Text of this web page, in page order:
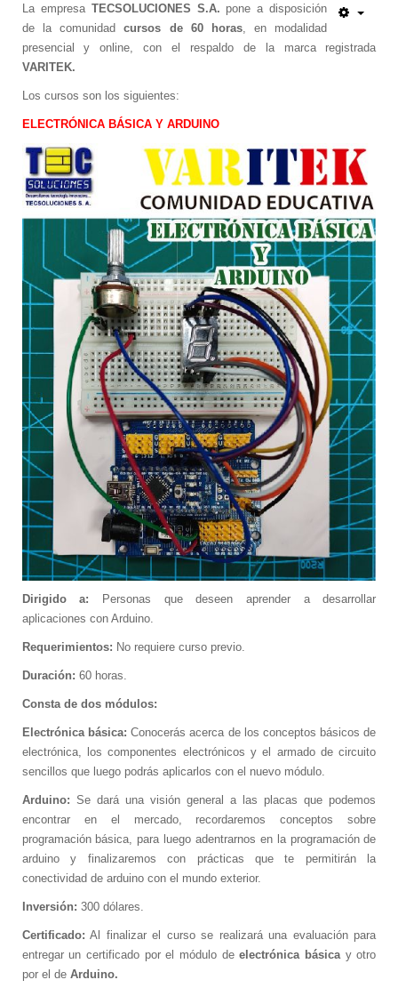
Escáner 3D
Impresoras 3D
Filamentos para impresoras 3D
Interfases de conexión
Startek DIAV
Construye tu Impresora 3D
Gamificación Varitek
Mapas Digitales Interactivos
Kit de Robótica para principiantes
Robótica para Escuelas y Colegios
Softek Educativo
Softek Evalúa
Varitek Games
Varitek Smart Education
Varitek Programación
Varitek PDI
Kit Médico Básico para el Hogar
Promociones
Software
Softek Labsys
Softek Restaurante
Sistema de Control de Comedores
Sistema de Control de Membresías
Sistema de Gestión de Visitantes
Control de ronda de guardias
Sistema de Turnos
Softek LEE
Material Didáctico
Libros Gratuitos
Colección de libros Varitek # 1
Álbum Varitek C&T
Videos
Software educativo
Colección Varitek Computación
tvBook
Suscripción Institucional
Tablero Básico STARTEK
Sistema de Ahorro Energético para
Sistema de Detección Térmica
Sistema de Monitoreo y Control para
La empresa TECSOLUCIONES S.A. pone a disposición
de la comunidadcursos de 60 horas, en modalidad
presencial y online, con el respaldo de la marca registrada
VARITEK.
Los cursos son los siguientes:
ELECTRÓNICA BÁSICA Y ARDUINO
Dirigido a: Personas que deseen aprender a desarrollar
aplicaciones con Arduino.
Requerimientos: No requiere curso previo.
Duración: 60 horas.
Consta de dos módulos:
Electrónica básica: Conocerás acerca de los conceptos básicos de
electrónica, los componentes electrónicos y el armado de circuito
sencillos que luego podrás aplicarlos con el nuevo módulo.
Arduino: Se dará una visión general a las placas que podemos
encontrar en el mercado, recordaremos conceptos sobre
programación básica, para luego adentrarnos en la programación de
arduino y finalizaremos con prácticas que te permitirán la
conectividad de arduino con el mundo exterior.
Inversión: 300 dólares.
Certificado: Al finalizar el curso se realizará una evaluación para
entregar un certificado por el módulo deelectrónica básica y otro
por el de Arduino.